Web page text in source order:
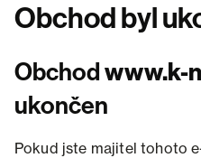
Obchod byl
Obchodwww.k-
ukončen
Pokud jste majitel tohoto